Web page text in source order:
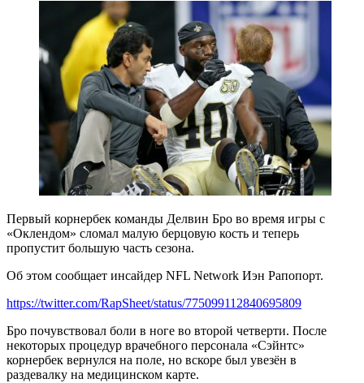
Первый корнербек команды Делвин Бро во время игры с
«Оклендом» сломал малую берцовую кость и теперь
пропустит большую часть сезона.
Об этом сообщает инсайдер NFL Network Иэн Рапопорт.
https://twitter.com/RapSheet/status/775099112840695809
Бро почувствовал боли в ноге во второй четверти. После
некоторых процедур врачебного персонала «Сэйнтс»
корнербек вернулся на поле, но вскоре был увезён в
раздевалку на медицинском карте.